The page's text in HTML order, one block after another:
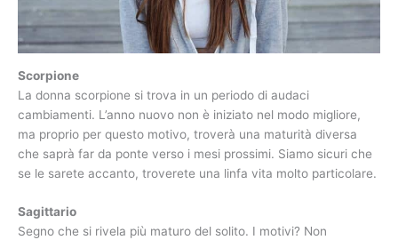
Scorpione
La donna scorpione si trova in un periodo di audaci
cambiamenti. L’anno nuovo non è iniziato nel modo migliore,
ma proprio per questo motivo, troverà una maturità diversa
che saprà far da ponte verso i mesi prossimi. Siamo sicuri che
se le sarete accanto, troverete una linfa vita molto particolare.
Sagittario
Segno che si rivela più maturo del solito. I motivi? Non